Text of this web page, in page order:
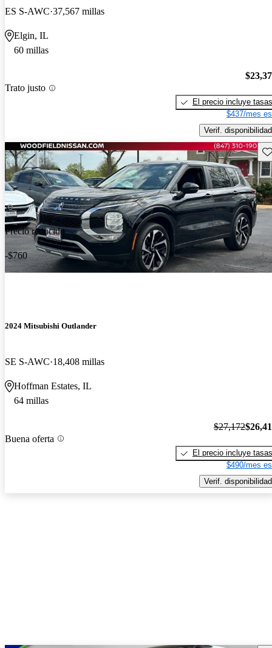
ES S-AWC 37,567 millas
Elgin, IL
60 millas
Trato justo
El precio incluye tasas
$437/mes
Verif. disponibilidad
Precio reducido
-$760
2024 Mitsubishi Outlander
SE S-AWC 18,408 millas
Hoffman Estates, IL
64 millas
Buena oferta
$27,172
El precio incluye tasas
$490/mes
Verif. disponibilidad